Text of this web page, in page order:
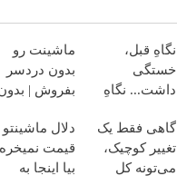
نگاهِ قبل،
خستگی
داشت... نگاهِ
🌸 بلفا با 25%
تخفیف
ماشینت رو
بدون دردسر
بفروش |
گاهی فقط یک
تغییر کوچیک،
می‌تونه کل
دلال ماشینتو
قیمت
بیا اینجا به